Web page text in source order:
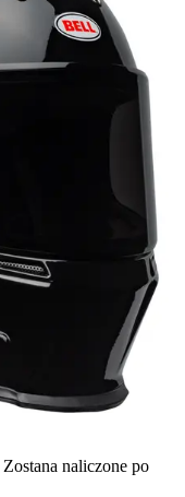
Zostana naliczone po